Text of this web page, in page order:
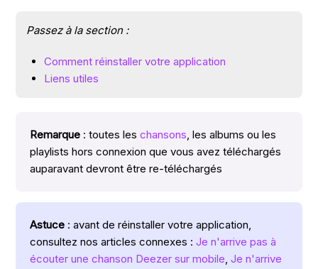
Passez à la section :
Comment réinstaller votre application
Liens utiles
Remarque : toutes leschansons, les albums ou les
playlists hors connexion que vous avez téléchargés
auparavant devront être re-téléchargés
Astuce : avant de réinstaller votre application,
consultez nos articles connexes :Je n'arrive pas à
écouter une chanson Deezer sur mobile,Je n'arrive